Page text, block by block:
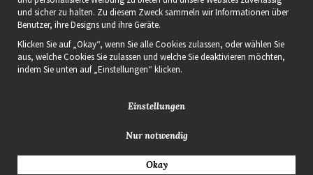
2021 Delightful Hair
und sicher zu halten. Zu diesem Zweck sammeln wir Informationen über
Benutzer, ihre Designs und ihre Geräte.
Klicken Sie auf „Okay“, wenn Sie alle Cookies zulassen, oder wählen Sie
aus, welche Cookies Sie zulassen und welche Sie deaktivieren möchten,
indem Sie unten auf „Einstellungen“ klicken.
Einstellungen
Nur notwendig
Okay